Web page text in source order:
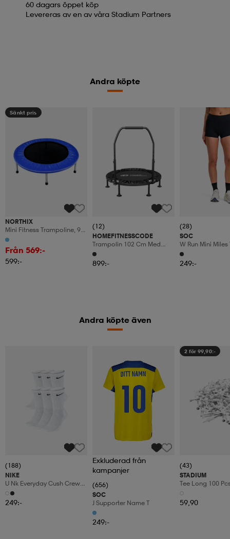
60 dagars öppet köp
Levereras av en av våra Stadium Partners
Andra köpte
Sänkt pris
NORTHIX
Mini Fitness Trampoline, 97
Cm, Foldable, Blue, 150 Kg
Capacity
Från 569:-
599:-
(12)
HOMEFITNESSCODE
Trampolin 102 Cm Med
Justerbar Stång
899:-
(28)
SOC
W Run Mini Miles
249:-
Andra köpte även
(188)
NIKE
U Nk Everyday Cush Crew
6pr-Bd
249:-
Exkluderad från
kampanjer
(656)
SOC
J Supporter Name T
249:-
2 för 99,90:-
(43)
STADIUM
Tee Long 100
59,90